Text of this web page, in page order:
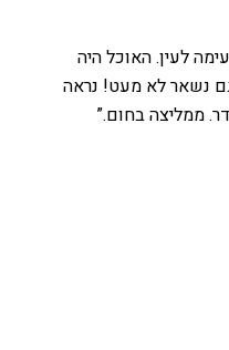
לעין. האוכל היה
נשאר לא מעט! נראה
ממליצה בחום.”